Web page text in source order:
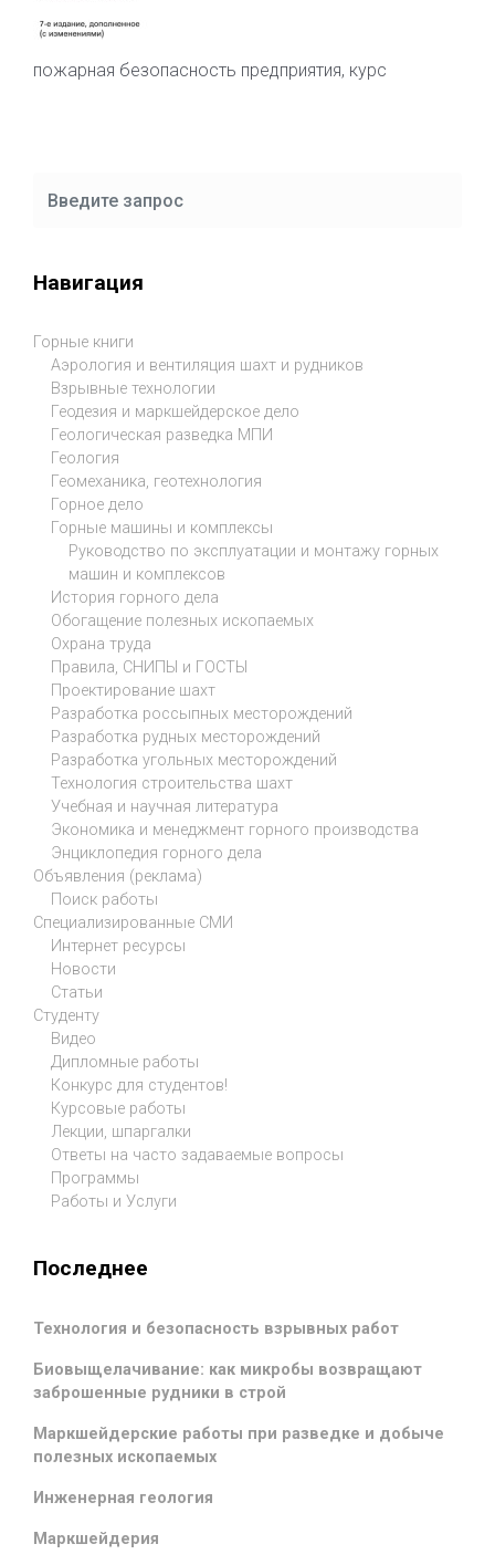
пожарная безопасность предприятия, курс
Навигация
Горные книги
Аэрология и вентиляция шахт и рудников
Взрывные технологии
Геодезия и маркшейдерское дело
Геологическая разведка МПИ
Геология
Геомеханика, геотехнология
Горное дело
Горные машины и комплексы
Руководство по эксплуатации и монтажу горных
машин и комплексов
История горного дела
Обогащение полезных ископаемых
Охрана труда
Правила, СНИПЫ и ГОСТЫ
Проектирование шахт
Разработка россыпных месторождений
Разработка рудных месторождений
Разработка угольных месторождений
Технология строительства шахт
Учебная и научная литература
Экономика и менеджмент горного производства
Энциклопедия горного дела
Объявления (реклама)
Поиск работы
Специализированные СМИ
Интернет ресурсы
Новости
Статьи
Студенту
Видео
Дипломные работы
Конкурс для студентов!
Курсовые работы
Лекции, шпаргалки
Ответы на часто задаваемые вопросы
Программы
Работы и Услуги
Последнее
Технология и безопасность взрывных работ
Биовыщелачивание: как микробы возвращают
заброшенные рудники в строй
Маркшейдерские работы при разведке и добыче
полезных ископаемых
Инженерная геология
Маркшейдерия